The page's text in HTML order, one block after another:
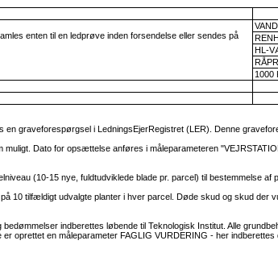
enten til en ledprøve inden forsendelse eller sendes på
HL-
1000
graveforespørgsel i LedningsEjerRegistret (LER). Denne
Dato for opsættelse anføres i måleparameteren
(10-15 nye, fuldtudviklede blade pr. parcel) til bestemmelse
10 tilfældigt udvalgte planter i hver parcel. Døde skud og skud
indberettes løbende til Teknologisk Institut. Alle
oprettet en måleparameter FAGLIG VURDERING - her indberettes